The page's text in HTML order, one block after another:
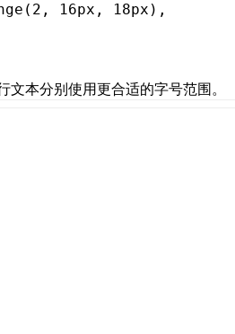
(2, 16px , 18px ),
本分别使用更合适的字号范围。